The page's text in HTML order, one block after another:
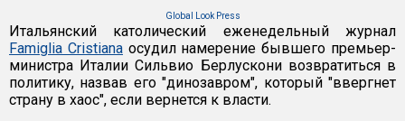
Global Look Press
Итальянский католический еженедельный журнал
Famiglia Cristianaосудил намерение бывшего премьер-
министра Италии Сильвио Берлускони возвратиться в
политику, назвав его "динозавром", который "ввергнет
страну в хаос", если вернется к власти.